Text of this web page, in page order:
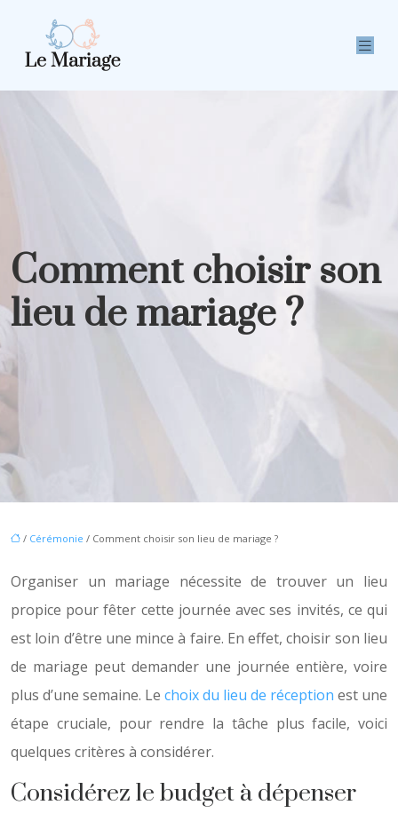
Comment choisir son
lieu de mariage ?
/ Cérémonie / Comment choisir son lieu de mariage ?
Organiser un mariage nécessite de trouver un lieu
propice pour fêter cette journée avec ses invités, ce qui
est loin d’être une mince à faire. En effet, choisir son lieu
de mariage peut demander une journée entière, voire
plus d’une semaine. Le choix du lieu de réception est une
étape cruciale, pour rendre la tâche plus facile, voici
quelques critères à considérer.
Considérez le budget à dépenser